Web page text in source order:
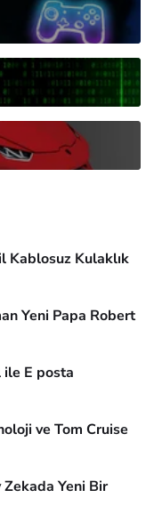
Kablosuz Kulaklık
Yeni Papa Robert
E posta
ve Tom Cruise
Zekada Yeni Bir